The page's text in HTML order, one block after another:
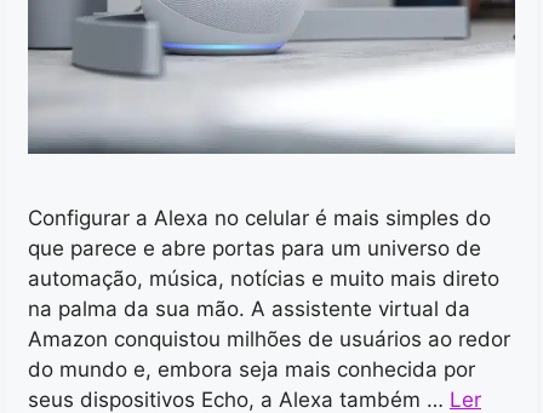
Configurar a Alexa no celular é mais simples do
que parece e abre portas para um universo de
automação, música, notícias e muito mais direto
na palma da sua mão. A assistente virtual da
Amazon conquistou milhões de usuários ao redor
do mundo e, embora seja mais conhecida por
seus dispositivos Echo, a Alexa também … Ler